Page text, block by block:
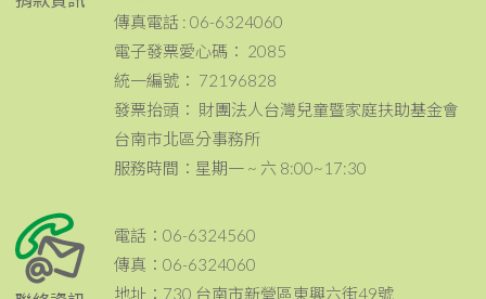
傳真電話 : 06-6324060
電子發票愛心碼： 2085
統一編號： 72196828
發票抬頭： 財團法人台灣兒童暨家庭扶助基金會
台南市北區分事務所
服務時間：星期一 ~ 六 8:00~17:30
電話：06-6324560
傳真：06-6324060
地址：730 台南市新營區東興六街49號